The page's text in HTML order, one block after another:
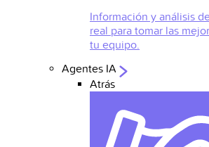
Información y análisis
real para tomar las
tu equipo.
Agentes IA
Atrás